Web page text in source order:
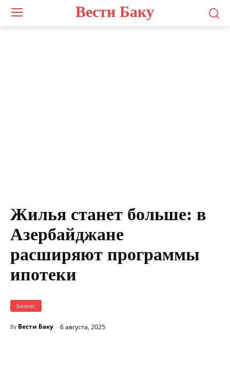
Вести Баку
Жилья станет больше: в
Азербайджане
расширяют программы
ипотеки
Бизнес
By Вести Баку 6 августа, 2025